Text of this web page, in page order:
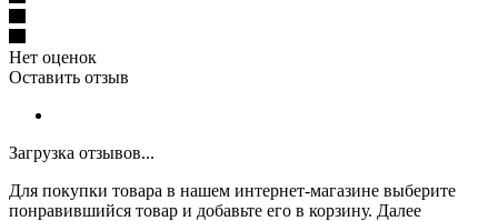
Нет оценок
Оставить отзыв
Загрузка отзывов...
Для покупки товара в нашем интернет-магазине выберите
понравившийся товар и добавьте его в корзину. Далее